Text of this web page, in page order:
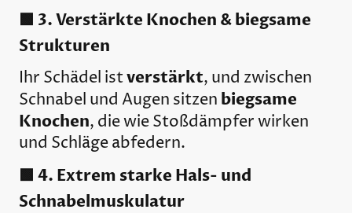
🟩 3. Verstärkte Knochen & biegsame
Strukturen
Ihr Schädel istverstärkt, und zwischen
Schnabel und Augen sitzen biegsame
Knochen, die wie Stoßdämpfer wirken
und Schläge abfedern.
🟩 4. Extrem starke Hals- und
Schnabelmuskulatur